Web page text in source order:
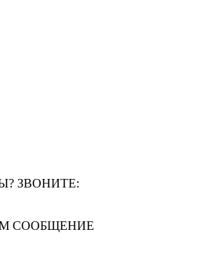
ЗВОНИТЕ:
СООБЩЕНИЕ